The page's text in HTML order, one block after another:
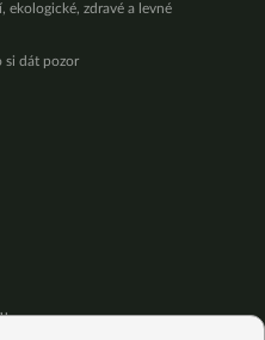
ekologické, zdravé a levné
si dát pozor